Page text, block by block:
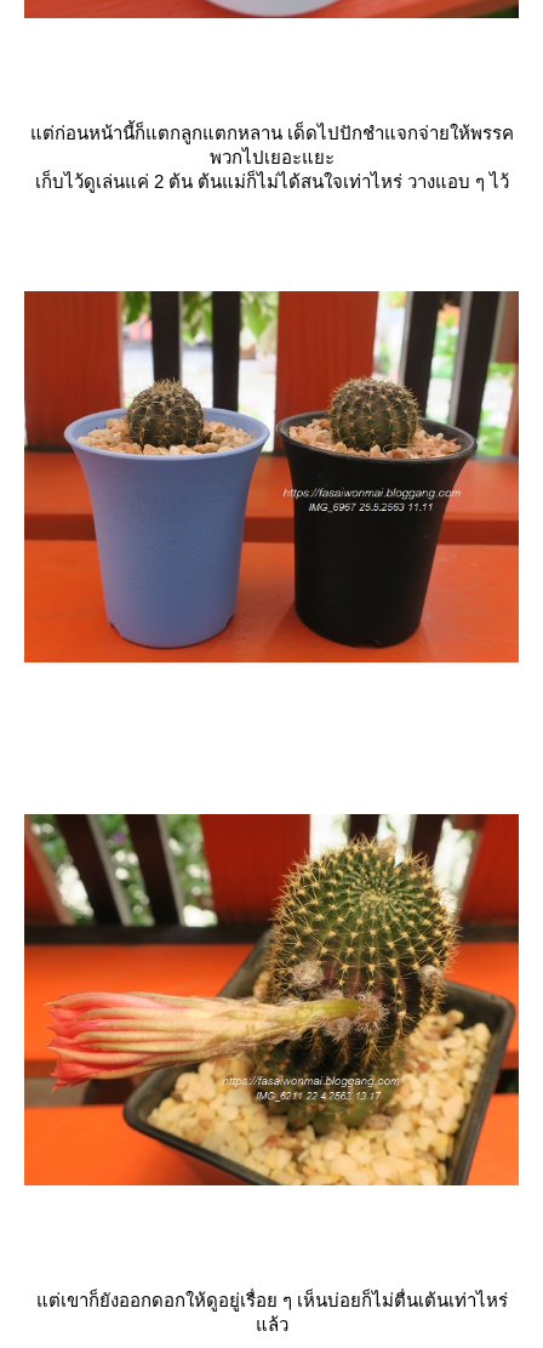
ต่ก่อนหน้านี้ก็แตกลูกแตกหลาน เด็ดไปปักชำแจกจ่ายให้พรรค
พวกไปเยอะแยะ
เก็บไว้ดูเล่นแค่ 2 ต้น ต้นแม่ก็ไม่ได้สนใจเท่าไหร่ วางแอบ ๆ ไว้
ต่เขาก็ยังออกดอกให้ดูอยู่เรื่อย ๆ เห็นบ่อยก็ไม่ตื่นเต้นเท่าไหร่
ล้ว